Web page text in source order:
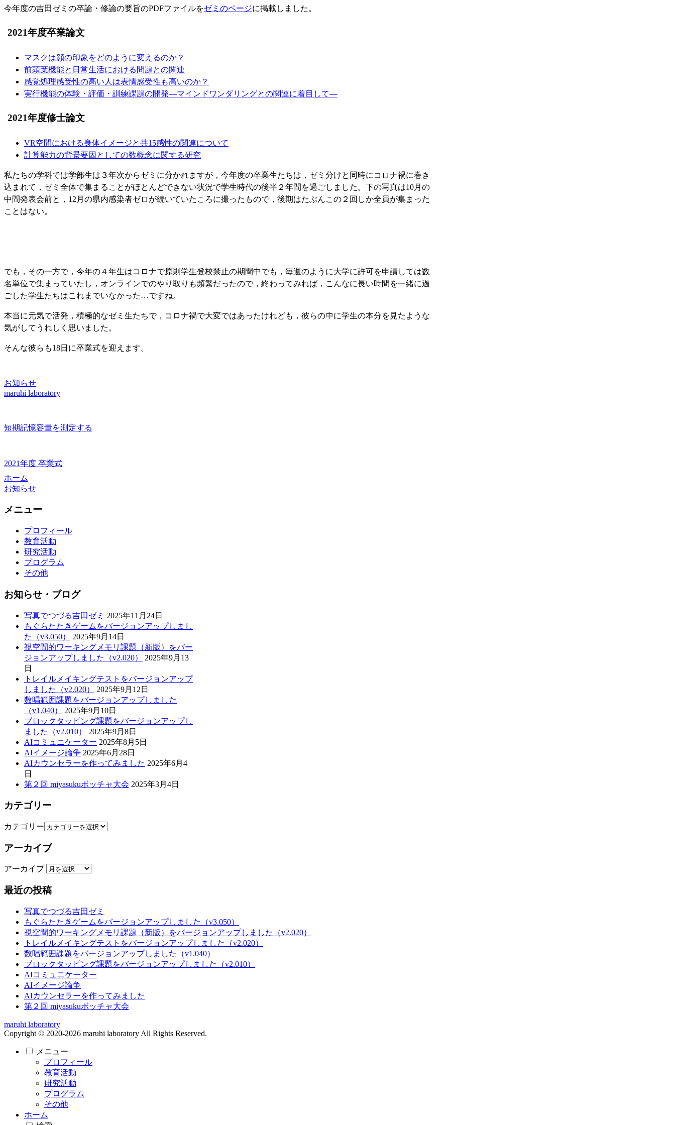
今年度の吉田ゼミの卒論・修論の要旨のPDFファイルをゼミのページに掲載しました。
2021年度卒業論文
マスクは顔の印象をどのように変えるのか？
前頭葉機能と日常生活における問題との関連
感覚処理感受性の高い人は表情感受性も高いのか？
実行機能の体験・評価・訓練課題の開発―マインドワンダリングとの関連に着目して―
2021年度修士論文
VR空間における身体イメージと共15感性の関連について
計算能力の背景要因としての数概念に関する研究
私たちの学科では学部生は３年次からゼミに分かれますが，今年度の卒業生たちは，ゼミ分けと同時にコロナ禍に巻き
込まれて，ゼミ全体で集まることがほとんどできない状況で学生時代の後半２年間を過ごしました。下の写真は10月の
中間発表会前と，12月の県内感染者ゼロが続いていたころに撮ったもので，後期はたぶんこの２回しか全員が集まった
ことはない。
でも，その一方で，今年の４年生はコロナで原則学生登校禁止の期間中でも，毎週のように大学に許可を申請しては数
名単位で集まっていたし，オンラインでのやり取りも頻繁だったので，終わってみれば，こんなに長い時間を一緒に過
ごした学生たちはこれまでいなかった…ですね。
本当に元気で活発，積極的なゼミ生たちで，コロナ禍で大変ではあったけれども，彼らの中に学生の本分を見たような
気がしてうれしく思いました。
そんな彼らも18日に卒業式を迎えます。
お知らせ
maruhi laboratory
短期記憶容量を測定する
2021年度 卒業式
ホーム
お知らせ
メニュー
プロフィール
教育活動
研究活動
プログラム
その他
お知らせ・ブログ
写真でつづる吉田ゼミ 2025年11月24日
もぐらたたきゲームをバージョンアップしまし
た（v3.050）
2025年9月14日
視空間的ワーキングメモリ課題（新版）をバー
ジョンアップしました（v2.020）
2025年9月13
日
トレイルメイキングテストをバージョンアップ
しました（v2.020）
2025年9月12日
数唱範囲課題をバージョンアップしました
（v1.040）
2025年9月10日
ブロックタッピング課題をバージョンアップし
ました（v2.010）
2025年9月8日
AIコミュニケーター 2025年8月5日
AIイメージ論争 2025年6月28日
AIカウンセラーを作ってみました 2025年6月4
日
第２回 miyasukuボッチャ大会 2025年3月4日
カテゴリー
カテゴリー
アーカイブ
アーカイブ
最近の投稿
写真でつづる吉田ゼミ
もぐらたたきゲームをバージョンアップしました（v3.050）
視空間的ワーキングメモリ課題（新版）をバージョンアップしました（v2.020）
トレイルメイキングテストをバージョンアップしました（v2.020）
数唱範囲課題をバージョンアップしました（v1.040）
ブロックタッピング課題をバージョンアップしました（v2.010）
AIコミュニケーター
AIイメージ論争
AIカウンセラーを作ってみました
第２回 miyasukuボッチャ大会
maruhi laboratory
Copyright © 2020-2026 maruhi laboratory All Rights Reserved.
メニュー
プロフィール
教育活動
研究活動
プログラム
その他
ホーム